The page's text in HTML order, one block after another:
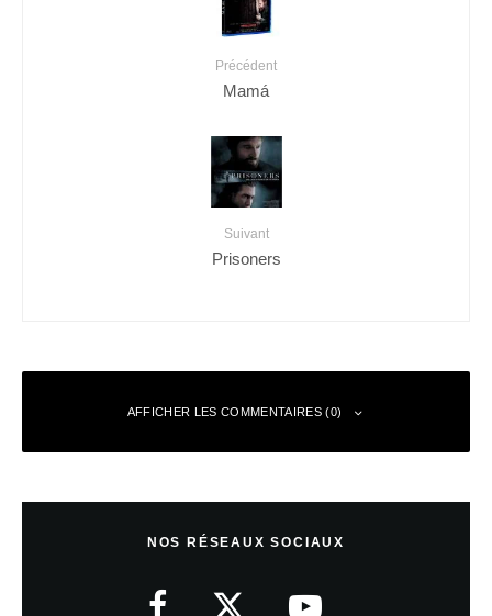
Précédent
Mamá
Suivant
Prisoners
AFFICHER LES COMMENTAIRES (0)
NOS RÉSEAUX SOCIAUX